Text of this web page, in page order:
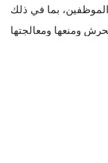
بما في ذلك
ومنعها ومعالجتها